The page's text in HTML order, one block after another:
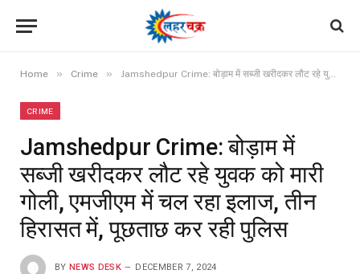
Home » Crime » Jamshedpur Crime: बोड़ाम में सब्जी खरीदकर लौट रहे युवक को मारी गोली, एमजीएम में चल रहा इलाज, तीन हिरासत में, पूछताछ कर रही पुलिस
CRIME
Jamshedpur Crime: बोड़ाम में
सब्जी खरीदकर लौट रहे युवक को मारी
गोली, एमजीएम में चल रहा इलाज, तीन
हिरासत में, पूछताछ कर रही पुलिस
BY NEWS DESK DECEMBER 7, 2024